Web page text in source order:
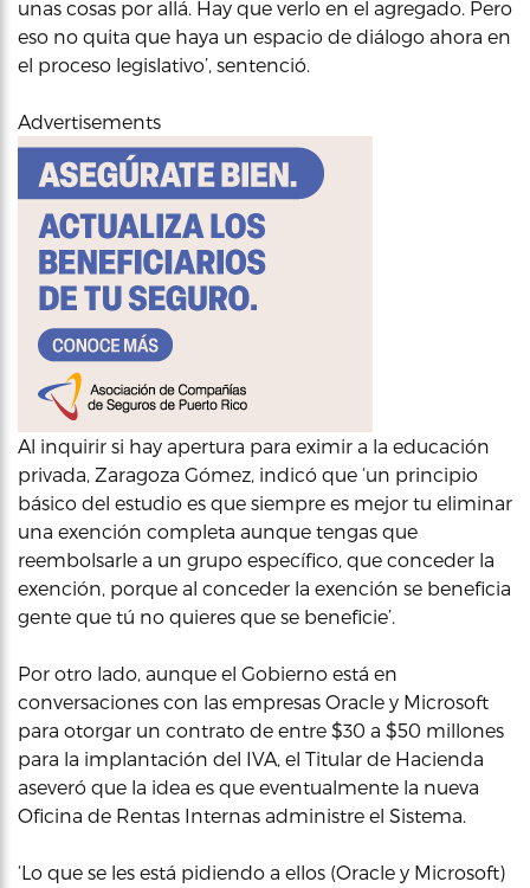
unas cosas por allá. Hay que verlo en el agregado. Pero
eso no quita que haya un espacio de diálogo ahora en
el proceso legislativo’, sentenció.
Advertisements
Al inquirir si hay apertura para eximir a la educación
privada, Zaragoza Gómez, indicó que ‘un principio
básico del estudio es que siempre es mejor tu eliminar
una exención completa aunque tengas que
reembolsarle a un grupo específico, que conceder la
exención, porque al conceder la exención se beneficia
gente que tú no quieres que se beneficie’.
Por otro lado, aunque el Gobierno está en
conversaciones con las empresas Oracle y Microsoft
para otorgar un contrato de entre $30 a $50 millones
para la implantación del IVA, el Titular de Hacienda
aseveró que la idea es que eventualmente la nueva
Oficina de Rentas Internas administre el Sistema.
‘Lo que se les está pidiendo a ellos (Oracle y Microsoft)